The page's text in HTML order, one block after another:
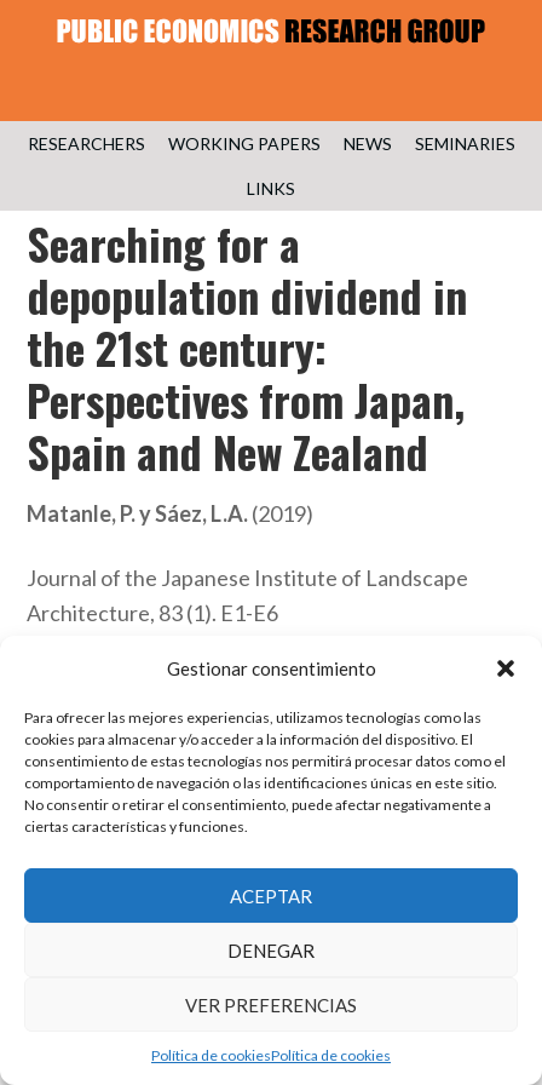
Gestionar consentimiento
Para ofrecer las mejores experiencias, utilizamos tecnologías como las
cookies para almacenar y/o acceder a la información del dispositivo. El
consentimiento de estas tecnologías nos permitirá procesar datos como el
comportamiento de navegación o las identificaciones únicas en este sitio.
No consentir o retirar el consentimiento, puede afectar negativamente a
ciertas características y funciones.
ACEPTAR
DENEGAR
VER PREFERENCIAS
Política de cookiesPolítica de cookies
RESEARCHERS WORKING PAPERS NEWS SEMINARIES
LINKS
Searching for a
depopulation dividend in
the 21st century:
Perspectives from Japan,
Spain and New Zealand
Matanle, P. y Sáez, L.A.(2019)
Journal of the Japanese Institute of Landscape
Architecture, 83 (1). E1-E6
El grupo de investigación en Economía Pública cuenta con financiación
del Gobierno de Aragón
Copyright © 2025 ·Monta tu Blog
Cookies|Política de privacidad de datos
Tema para economía pública
·WordPress·Acceder